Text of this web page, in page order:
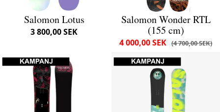
Salomon Lotus
3 800,00 SEK
Salomon Wonder RTL
(155 cm)
4 700,00 SEK
4 000,00 SEK